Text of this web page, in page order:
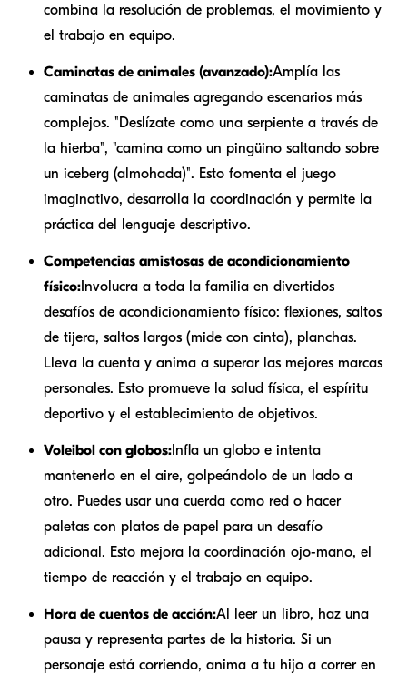
combina la resolución de problemas, el movimiento y
el trabajo en equipo.
Caminatas de animales (avanzado):Amplía las
caminatas de animales agregando escenarios más
complejos. "Deslízate como una serpiente a través de
la hierba", "camina como un pingüino saltando sobre
un iceberg (almohada)". Esto fomenta el juego
imaginativo, desarrolla la coordinación y permite la
práctica del lenguaje descriptivo.
Competencias amistosas de acondicionamiento
físico: Involucra a toda la familia en divertidos
desafíos de acondicionamiento físico: flexiones, saltos
de tijera, saltos largos (mide con cinta), planchas.
Lleva la cuenta y anima a superar las mejores marcas
personales. Esto promueve la salud física, el espíritu
deportivo y el establecimiento de objetivos.
Voleibol con globos: Infla un globo e intenta
mantenerlo en el aire, golpeándolo de un lado a
otro. Puedes usar una cuerda como red o hacer
paletas con platos de papel para un desafío
adicional. Esto mejora la coordinación ojo-mano, el
tiempo de reacción y el trabajo en equipo.
Hora de cuentos de acción:Al leer un libro, haz una
pausa y representa partes de la historia. Si un
personaje está corriendo, anima a tu hijo a correr en